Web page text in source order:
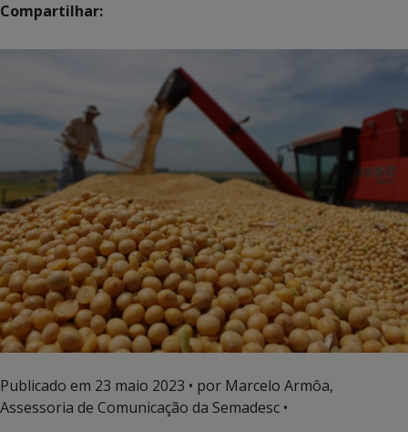
Compartilhar:
Publicado em 23 maio 2023 • por Marcelo Armôa,
Assessoria de Comunicação da Semadesc •